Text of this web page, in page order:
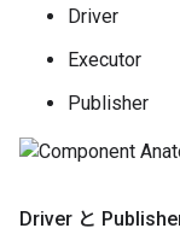
Driver
Executor
Publisher
Driver と